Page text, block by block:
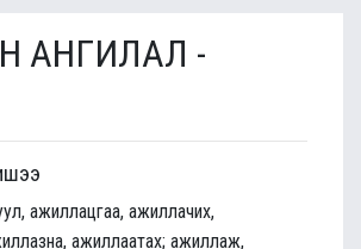
АНГИЛАЛ -
ажиллацгаа, ажиллачих,
ажиллаатах; ажиллаж,